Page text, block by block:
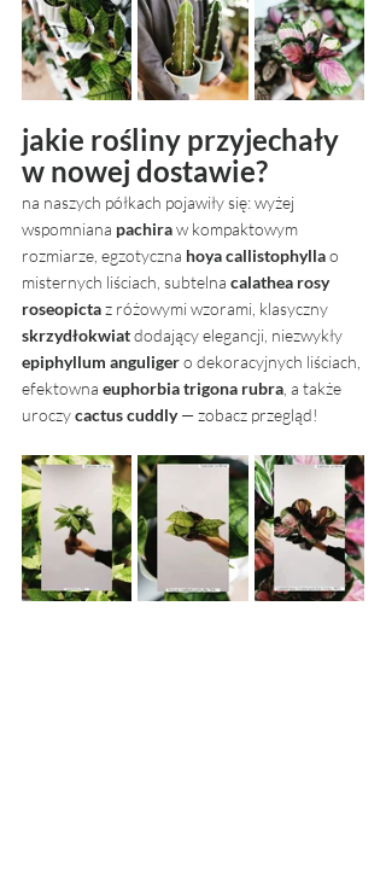
jakie rośliny przyjechały
w nowej dostawie?
na naszych półkach pojawiły się: wyżej
wspomniana pachira w kompaktowym
rozmiarze, egzotyczna hoya callistophylla o
misternych liściach, subtelna calathea rosy
roseopicta z różowymi wzorami, klasyczny
skrzydłokwiat dodający elegancji, niezwykły
epiphyllum anguliger o dekoracyjnych liściach,
efektowna euphorbia trigona rubra , a także
uroczy cactus cuddly — zobacz przegląd!